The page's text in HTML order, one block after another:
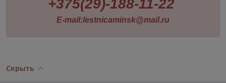
+375(29)-188-11-22
E-mail:lestnicaminsk@mail.ru
Скрыть